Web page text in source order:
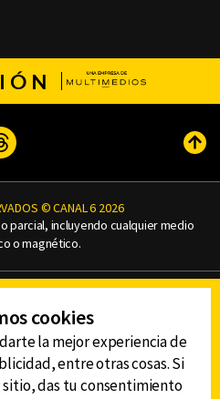
Threads
© CANAL 6 2026
parcial, incluyendo cualquier medio
o magnético.
PRIVACIDAD
LAS AUDIENCIAS
cookies
la mejor experiencia de
entre otras cosas. Si
das tu consentimiento